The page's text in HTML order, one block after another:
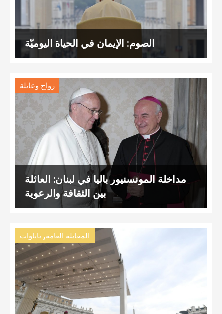
الصوم: الإيمان في الحياة اليوميّة
زواج وعائلة
مداخلة المونسنيور باليا في لبنان: العائلة
بين الثقافة والرعوية
المقابلة العامة, باباوات